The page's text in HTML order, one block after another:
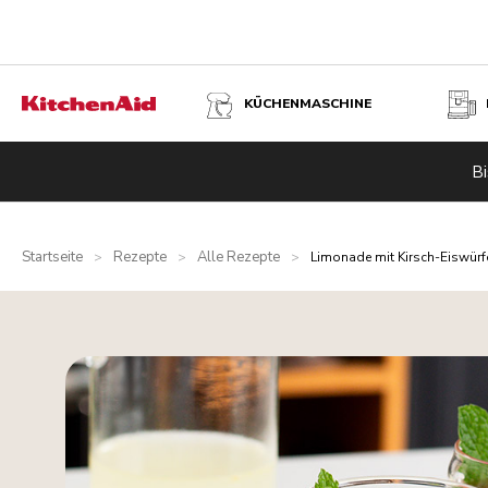
KÜCHENMASCHINE
Startseite > Rezepte > Alle Rezepte > Limonade mit Kirsch-